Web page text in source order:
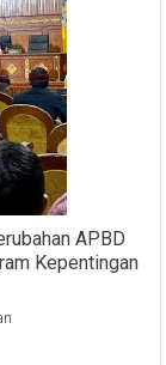
APBD
Kepentingan